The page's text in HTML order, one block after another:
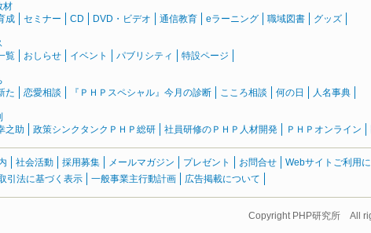
材
成
セミナー CD DVD・ビデオ 通信教育 eラーニング 職域図書 グッズ
覧
おしらせ イベント パブリシティ 特設ページ
た
恋愛相談 『ＰＨＰスペシャル』今月の診断 こころ相談 何の日 人名事典
之助
政策シンクタンクＰＨＰ総研 社員研修のＰＨＰ人材開発 ＰＨＰオンライン
社会活動 採用募集 メールマガジン プレゼント お問合せ Webサイトご利用
引法に基づく表示
一般事業主行動計画 広告掲載について
Copyright PHP研究所 All